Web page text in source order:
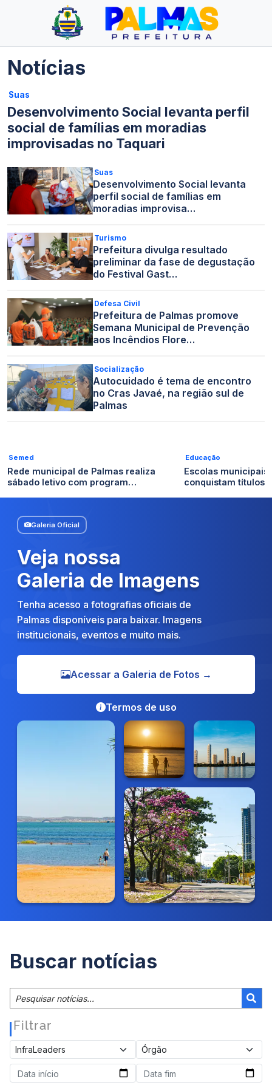
Notícias
Suas
Desenvolvimento Social levanta perfil
social de famílias em moradias
improvisadas no Taquari
Suas
Desenvolvimento Social levanta
perfil social de famílias em
moradias improvisa…
Turismo
Prefeitura divulga resultado
preliminar da fase de degustação
do Festival Gast…
Defesa Civil
Prefeitura de Palmas promove
Semana Municipal de Prevenção
aos Incêndios Flore…
Socialização
Autocuidado é tema de encontro
no Cras Javaé, na região sul de
Palmas
Semed
Rede municipal de Palmas realiza
sábado letivo com program…
Educação
Escolas municipais
conquistam títulos
Galeria Oficial
Veja nossa
Galeria de Imagens
Tenha acesso a fotografias oficiais de
Palmas disponíveis para baixar. Imagens
institucionais, eventos e muito mais.
Termos de uso
Acessar a Galeria de Fotos →
Buscar notícias
Filtrar